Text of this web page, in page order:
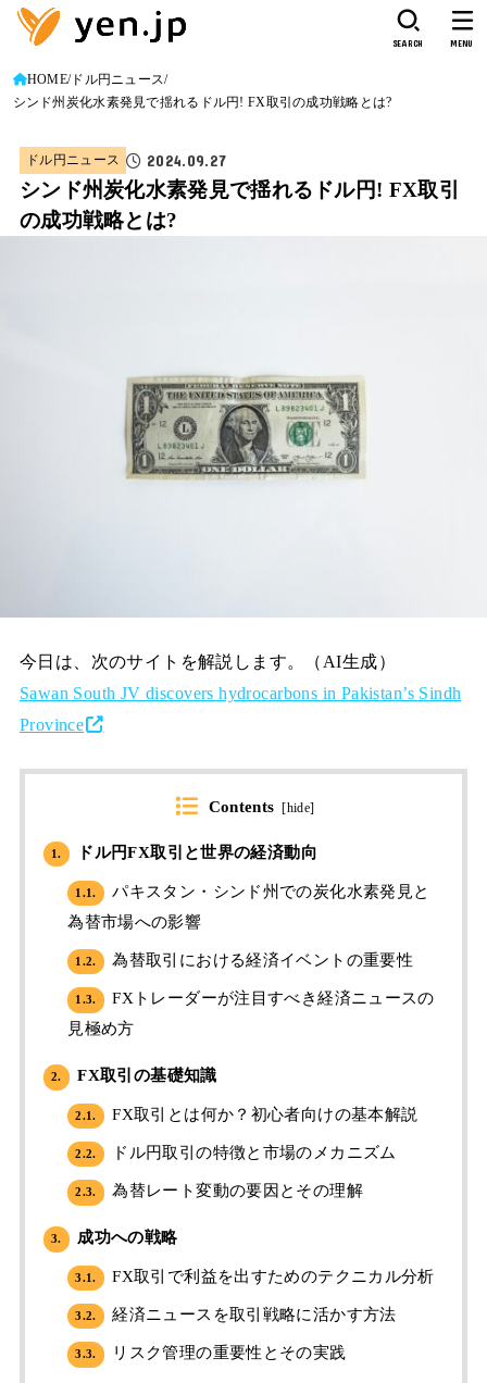
SEARCH MENU
HOME ドル円ニュース
シンド州炭化水素発見で揺れるドル円! FX取引の成功戦略とは?
ドル円ニュース 2024.09.27
シンド州炭化水素発見で揺れるドル円! FX取引
の成功戦略とは?
今日は、次のサイトを解説します。（AI生成）
Sawan South JV discovers hydrocarbons in Pakistan’s Sindh
Province
Contents [hide]
1. ドル円FX取引と世界の経済動向
1.1.
パキスタン・シンド州での炭化水素発見と
為替市場への影響
1.2. 為替取引における経済イベントの重要性
1.3.
FXトレーダーが注目すべき経済ニュースの
見極め方
2. FX取引の基礎知識
2.1. FX取引とは何か？初心者向けの基本解説
2.2. ドル円取引の特徴と市場のメカニズム
2.3. 為替レート変動の要因とその理解
3. 成功への戦略
3.1. FX取引で利益を出すためのテクニカル分析
3.2. 経済ニュースを取引戦略に活かす方法
3.3. リスク管理の重要性とその実践